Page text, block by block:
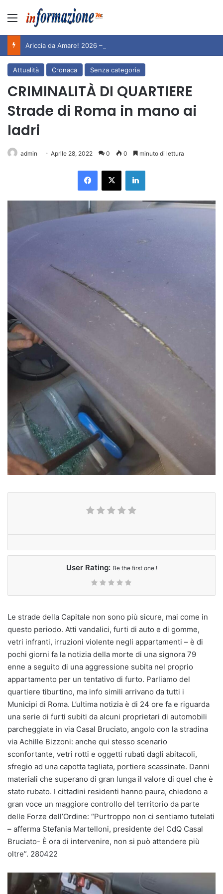
Menu
Attualità Cronaca Senza categoria
CRIMINALITÀ DI QUARTIERE
Strade di Roma in mano ai
ladri
admin Aprile 28, 2022 0 0 minuto di lettura
Facebook
X LinkedIn
User Rating: Be the first one !
Le strade della Capitale non sono più sicure, mai come in
questo periodo. Atti vandalici, furti di auto e di gomme,
vetri infranti, irruzioni violente negli appartamenti – è di
pochi giorni fa la notizia della morte di una signora 79
enne a seguito di una aggressione subita nel proprio
appartamento per un tentativo di furto. Parliamo del
quartiere tiburtino, ma info simili arrivano da tutti i
Municipi di Roma. L’ultima notizia è di 24 ore fa e riguarda
una serie di furti subiti da alcuni proprietari di automobili
parcheggiate in via Casal Bruciato, angolo con la stradina
via Achille Bizzoni: anche qui stesso scenario
sconfortante, vetri rotti e oggetti rubati dagli abitacoli,
sfregio ad una capotta tagliata, portiere scassinate. Danni
materiali che superano di gran lunga il valore di quel che è
stato rubato. I cittadini residenti hanno paura, chiedono a
gran voce un maggiore controllo del territorio da parte
delle Forze dell’Ordine: “Purtroppo non ci sentiamo tutelati
– afferma Stefania Martelloni, presidente del CdQ Casal
Bruciato- È ora di intervenire, non si può attendere più
oltre”. 280422